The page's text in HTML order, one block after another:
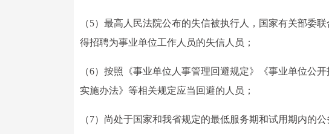
（5）最高人民法院公布的失信被执行人，国家有关部委
得招聘为事业单位工作人员的失信人员；
（6）按照《事业单位人事管理回避规定》《事业单位公
实施办法》等相关规定应当回避的人员；
（7）尚处于国家和我省规定的最低服务期和试用期内的公